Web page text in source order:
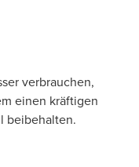
verbrauchen,
einen kräftigen
beibehalten.